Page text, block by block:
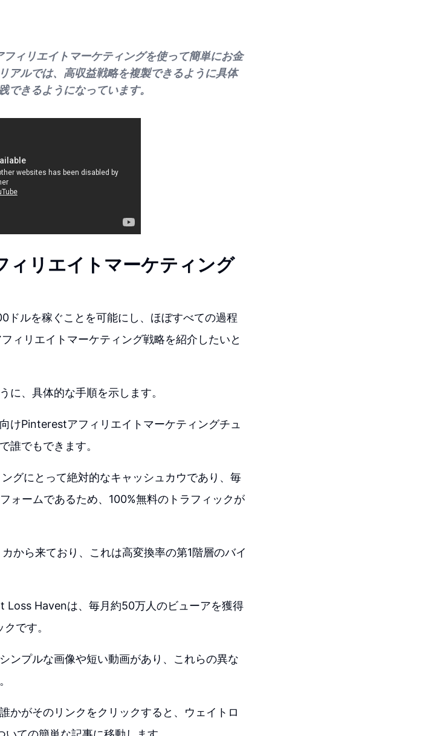
ィリエイトマーケティングを使って簡単にお金
アルでは、高収益戦略を複製できるように具体
できるようになっています。
リエイトマーケティング
ドルを稼ぐことを可能にし、ほぼすべての過程
ィリエイトマーケティング戦略を紹介したいと
に、具体的な手順を示します。
けPinterestアフィリエイトマーケティングチュ
誰でもできます。
グにとって絶対的なキャッシュカウであり、毎
ォームであるため、100%無料のトラフィックが
から来ており、これは高変換率の第1階層のバイ
Loss Havenは、毎月約50万人のビューアを獲得
です。
ンプルな画像や短い動画があり、これらの異な
かがそのリンクをクリックすると、ウェイトロ